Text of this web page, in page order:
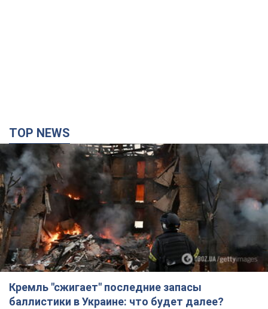
TOP NEWS
Кремль "сжигает" последние запасы
баллистики в Украине: что будет далее?